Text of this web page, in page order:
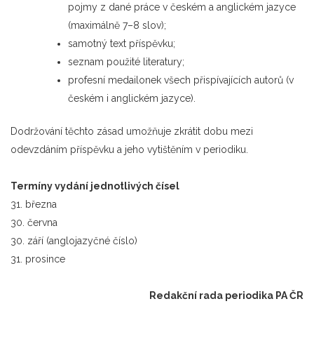
pojmy z dané práce v českém a anglickém jazyce
(maximálně 7–8 slov);
samotný text příspěvku;
seznam použité literatury;
profesní medailonek všech přispívajících autorů (v
českém i anglickém jazyce).
Dodržování těchto zásad umožňuje zkrátit dobu mezi
odevzdáním příspěvku a jeho vytištěním v periodiku.
Termíny vydání jednotlivých čísel
31. března
30. června
30. září (anglojazyčné číslo)
31. prosince
Redakční rada periodika PA ČR